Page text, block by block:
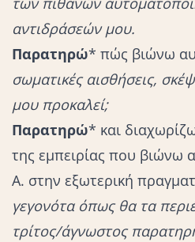
αντιδράσεών μου.
Παρατηρώ* πώς βιώνω
σωματικές αισθήσεις,
μου προκαλεί;
Παρατηρώ* και
της εμπειρίας που βιώνω
Α. στην εξωτερική
γεγονότα όπως θα τα
τρίτος/άγνωστος